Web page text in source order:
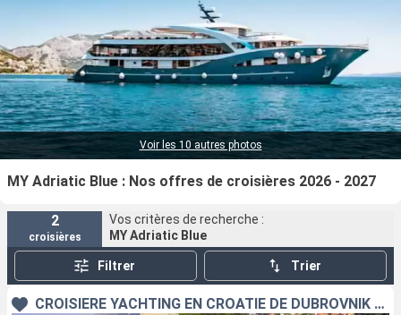
Ports Compagnies
Rechercher
MY Adriatic Blue : Nos offres de croisières 2026 - 2027
Voir les 10 autres photos
2
croisières
Vos critères de recherche :
MY Adriatic Blue
Filtrer Trier
CROISIÈRE YACHTING EN CROATIE DE DUBROVNIK À ZAGREB